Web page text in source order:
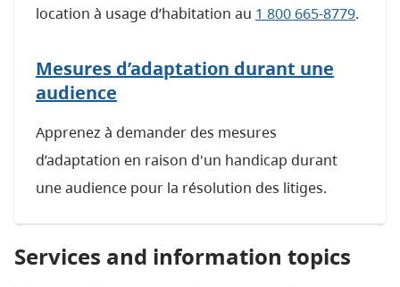
location à usage d’habitation au 1 800 665-8779.
Mesures d’adaptation durant une
audience
Apprenez à demander des mesures
d’adaptation en raison d'un handicap durant
une audience pour la résolution des litiges.
Services and information topics